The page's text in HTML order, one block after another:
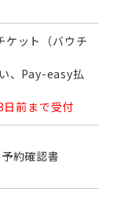
ケット（バウチ
、Pay-easy払
前まで受付
約確認書